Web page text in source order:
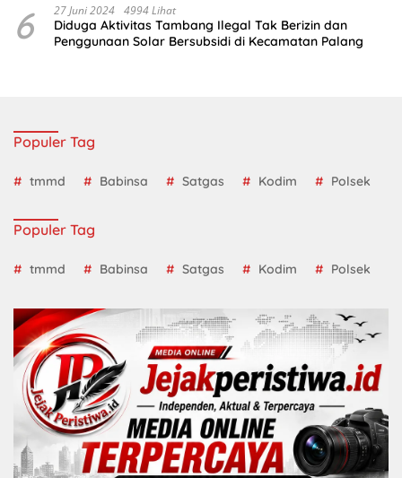
6 27 Juni 2024 4994 Lihat
Diduga Aktivitas Tambang Ilegal Tak Berizin dan
Penggunaan Solar Bersubsidi di Kecamatan Palang
Populer Tag
tmmd Babinsa Satgas Kodim Polsek
Populer Tag
tmmd Babinsa Satgas Kodim Polsek